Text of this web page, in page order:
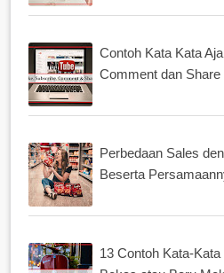
Contoh Kata Kata
Comment dan Share
Perbedaan Sales
Beserta
13 Contoh Kata-